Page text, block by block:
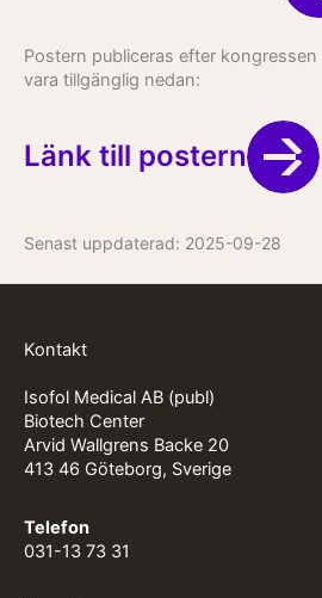
Postern publiceras efter
vara tillgänglig nedan:
Länk till postern
Senast uppdaterad: 2025-09-28
Kontakt
Isofol Medical AB (publ)
Biotech Center
Arvid Wallgrens Backe 20
413 46 Göteborg, Sverige
Telefon
031-13 73 31